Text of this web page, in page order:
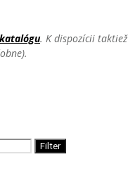
. K dispozícii
Filter